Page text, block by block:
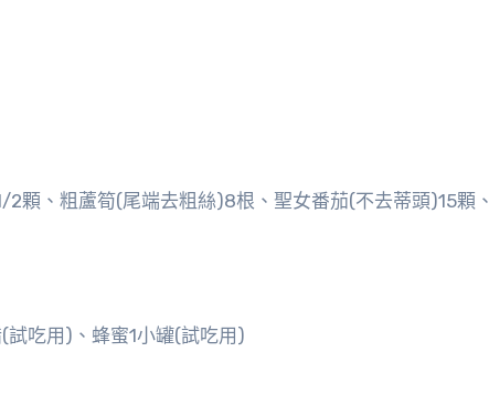
顆、粗蘆筍(尾端去粗絲)8根、聖女番茄(不去蒂頭)15顆、
試吃用)、蜂蜜1小罐(試吃用)